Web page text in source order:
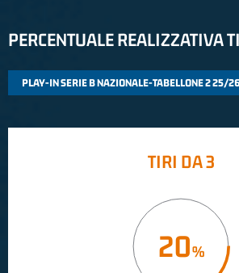
PERCENTUALE REALIZZATIVA
TIRI DA 3
20